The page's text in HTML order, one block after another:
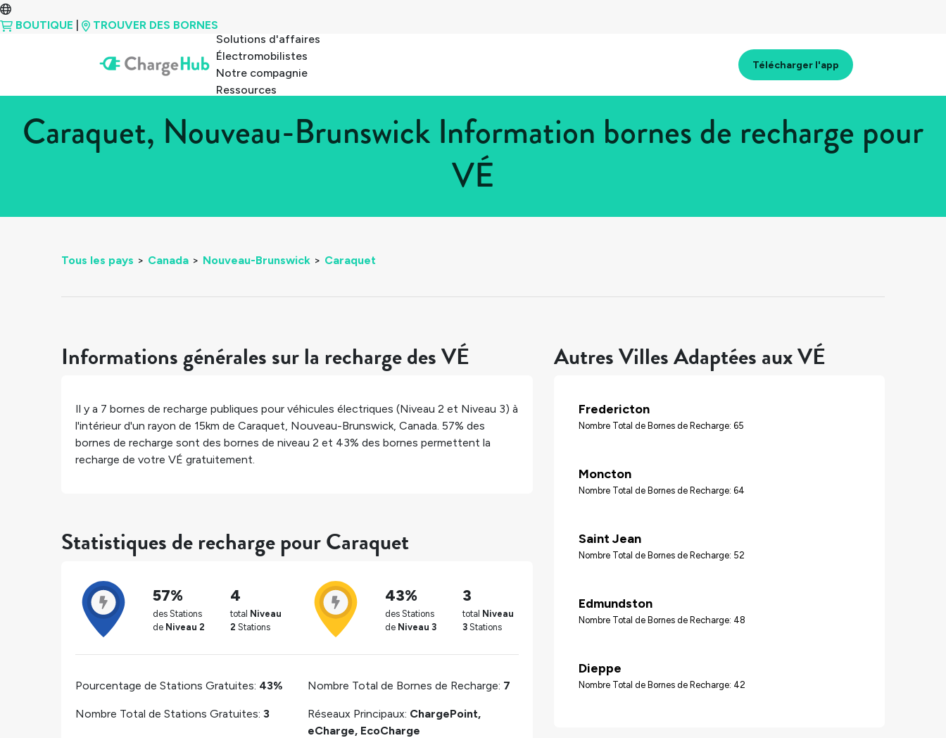
BOUTIQUE
TROUVER DES BORNES
Solutions d'affaires
Électromobilistes
Notre compagnie
Ressources
Télécharger l'app
Caraquet, Nouveau-Brunswick Information bornes de recharge pour
VÉ
Tous les pays > Canada > Nouveau-Brunswick > Caraquet
Informations générales sur la recharge des VÉ
Il y a 7 bornes de recharge publiques pour véhicules électriques (Niveau 2 et Niveau 3) à
l'intérieur d'un rayon de 15km de Caraquet, Nouveau-Brunswick, Canada. 57% des
bornes de recharge sont des bornes de niveau 2 et 43% des bornes permettent la
recharge de votre VÉ gratuitement.
Statistiques de recharge pour Caraquet
57%
des Stations
de Niveau 2
4
total Niveau
2 Stations
43%
des Stations
de Niveau 3
3
total Niveau
3 Stations
Pourcentage de Stations Gratuites: 43%
Nombre Total de Stations Gratuites: 3
Nombre Total de Bornes de Recharge: 7
Réseaux Principaux: ChargePoint,
eCharge, EcoCharge
Autres Villes Adaptées aux VÉ
Fredericton
Nombre Total de Bornes de Recharge: 65
Moncton
Nombre Total de Bornes de Recharge: 64
Saint Jean
Nombre Total de Bornes de Recharge: 52
Edmundston
Nombre Total de Bornes de Recharge: 48
Dieppe
Nombre Total de Bornes de Recharge: 42